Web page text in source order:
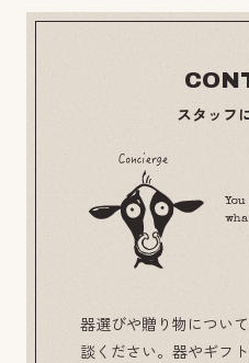
スタッフ
器選びや贈り物につい
談ください。器やギフ